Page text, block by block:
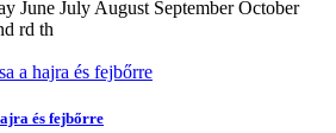
June July August September October
rd th
és fejbőrre